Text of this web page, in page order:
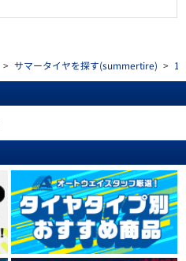
> サマータイヤを探す(summertire) >